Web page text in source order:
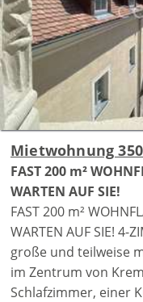
Mietwohnung
FAST 200 m²
WARTEN AUF SIE!
FAST 200 m²
WARTEN AUF SIE! 4-
große und teilweise
im Zentrum von
Schlafzimmer, einer